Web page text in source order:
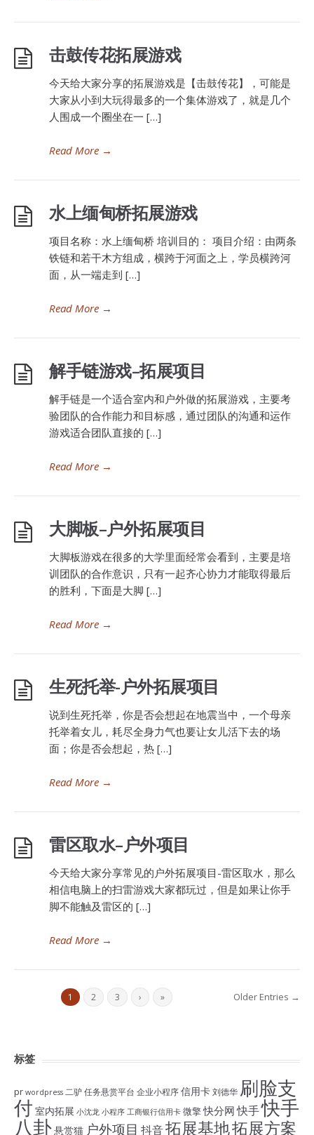
击鼓传花拓展游戏
今天给大家分享的拓展游戏是【击鼓传花】，可能是
大家从小到大玩得最多的一个集体游戏了，就是几个
人围成一个圈坐在一 […]
Read More →
水上缅甸桥拓展游戏
项目名称：水上缅甸桥 培训目的： 项目介绍：由两条
铁链和若干木方组成，横跨于河面之上，学员横跨河
面，从一端走到 […]
Read More →
解手链游戏–拓展项目
解手链是一个适合室内和户外做的拓展游戏，主要考
验团队的合作能力和目标感，通过团队的沟通和运作
游戏适合团队直接的 […]
Read More →
大脚板–户外拓展项目
大脚板游戏在很多的大学里面经常会看到，主要是培
训团队的合作意识，只有一起齐心协力才能取得最后
的胜利，下面是大脚 […]
Read More →
生死托举-户外拓展项目
说到生死托举，你是否会想起在地震当中，一个母亲
托举着女儿，耗尽全身力气也要让女儿活下去的场
面；你是否会想起，热 […]
Read More →
雷区取水–户外项目
今天给大家分享常见的户外拓展项目-雷区取水，那么
相信电脑上的扫雷游戏大家都玩过，但是如果让你手
脚不能触及雷区的 […]
Read More →
1 2 3 › » Older Entries →
标签
pr wordpress 二驴任务悬赏平台 企业小程序信用卡刘德华 刷脸支
付 室内拓展 小沈龙 小程序 工商银行信用卡 微擎快分网 快手快手
八卦悬赏猫 户外项目 抖音拓展基地拓展方案